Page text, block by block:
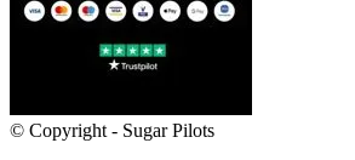
© Copyright - Sugar Pilots